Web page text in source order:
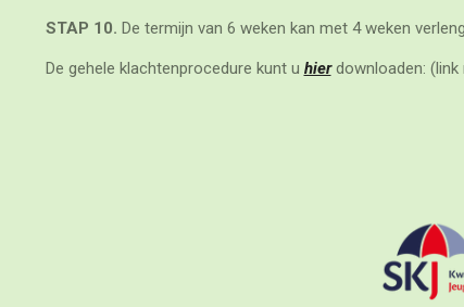
STAP 10. De termijn van 6 weken kan met 4 weken
De gehele klachtenprocedure kunt u hier downloaden: (link